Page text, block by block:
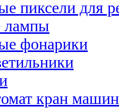
пиксели для
лампы
фонарики
кран